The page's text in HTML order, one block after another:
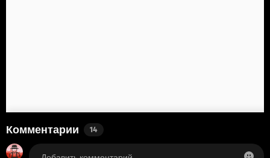
Комментарии 14